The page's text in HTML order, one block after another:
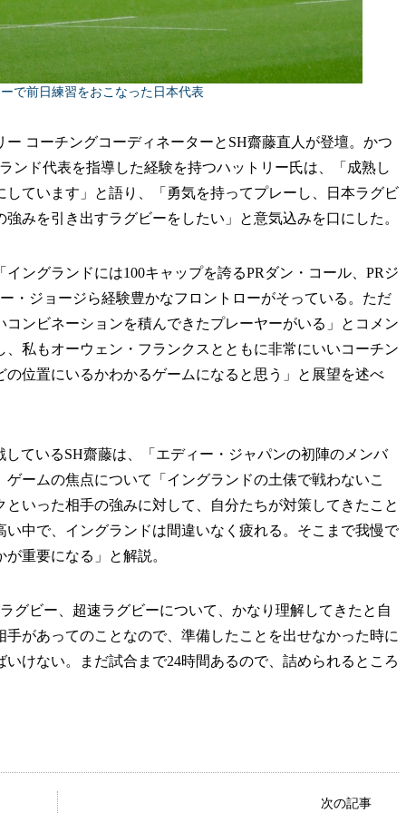
で前日練習をおこなった日本代表
コーチングコーディネーターとSH齋藤直人が登壇。かつ
ンド代表を指導した経験を持つハットリー氏は、「成熟し
ています」と語り、「勇気を持ってプレーし、日本ラグビ
みを引き出すラグビーをしたい」と意気込みを口にした。
ングランドには100キャップを誇るPRダン・コール、PRジ
・ジョージら経験豊かなフロントローがそっている。ただ
ンビネーションを積んできたプレーヤーがいる」とコメン
私もオーウェン・フランクスとともに非常にいいコーチン
位置にいるかわかるゲームになると思う」と展望を述べ
ているSH齋藤は、「エディー・ジャパンの初陣のメンバ
ームの焦点について「イングランドの土俵で戦わないこ
いった相手の強みに対して、自分たちが対策してきたこと
中で、イングランドは間違いなく疲れる。そこまで我慢で
重要になる」と解説。
ビー、超速ラグビーについて、かなり理解してきたと自
があってのことなので、準備したことを出せなかった時に
けない。まだ試合まで24時間あるので、詰められるところ
次の記事